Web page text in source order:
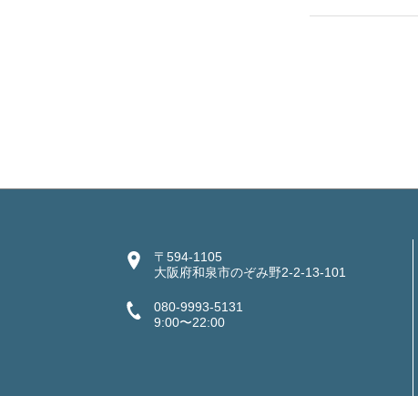
〒594-1105
大阪府和泉市のぞみ野2-2-13-101
080-9993-5131
9:00〜22:00